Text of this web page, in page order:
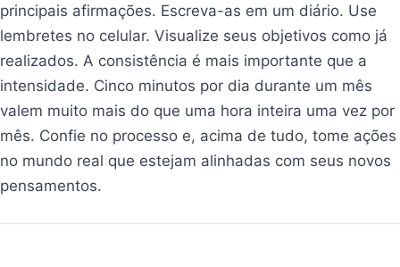
principais afirmações. Escreva-as em um diário. Use
lembretes no celular. Visualize seus objetivos como já
realizados. A consistência é mais importante que a
intensidade. Cinco minutos por dia durante um mês
valem muito mais do que uma hora inteira uma vez por
mês. Confie no processo e, acima de tudo, tome ações
no mundo real que estejam alinhadas com seus novos
pensamentos.